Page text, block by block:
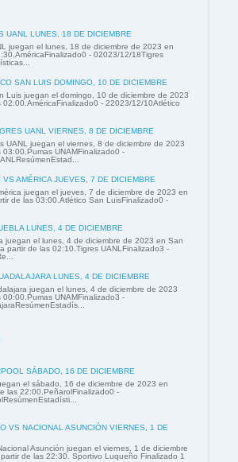
UANL LUNES, 18 DE DICIEMBRE
juegan el lunes, 18 de diciembre de 2023 en
- 02023/12/18Tigres
SAN LUIS DOMINGO, 10 DE DICIEMBRE
Luis juegan el domingo, 10 de diciembre de 2023
02:00.AméricaFinalizado0 - 22023/12/10Atlético
UANL VIERNES, 8 DE DICIEMBRE
UANL juegan el viernes, 8 de diciembre de 2023
03:00.Pumas UNAMFinalizado0 -
AMÉRICA JUEVES, 7 DE DICIEMBRE
juegan el jueves, 7 de diciembre de 2023 en
de las 03:00.Atlético San LuisFinalizado0 -
LUNES, 4 DE DICIEMBRE
juegan el lunes, 4 de diciembre de 2023 en San
partir de las 02:10.Tigres UANLFinalizado3 -
LUNES, 4 DE DICIEMBRE
juegan el lunes, 4 de diciembre de 2023
00:00.Pumas UNAMFinalizado3 -
SÁBADO, 16 DE DICIEMBRE
el sábado, 16 de diciembre de 2023 en
las 22:00.PeñarolFinalizado0 -
VS NACIONAL ASUNCIÓN VIERNES, 1 DE
Asunción juegan el viernes, 1 de diciembre
de las 22:30. Sportivo Luqueño Finalizado 1